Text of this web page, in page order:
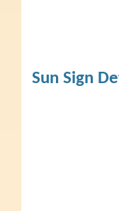
Sun Sign